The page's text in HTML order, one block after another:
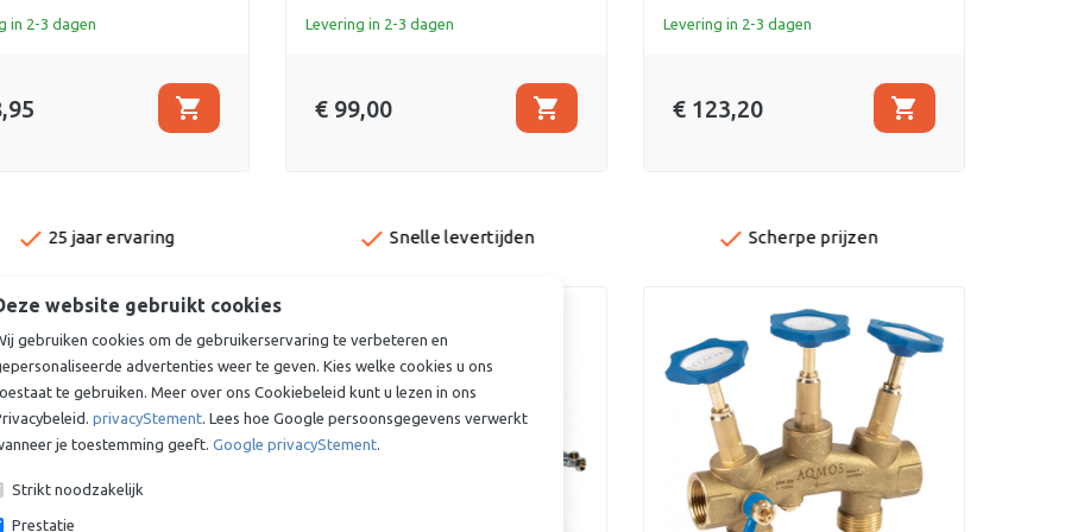
in 2-3 dagen
shopping_cart
Levering in 2-3 dagen
€ 99,00 shopping_cart
Levering in 2-3 dagen
€ 123,20 shopping_cart
done 25 jaar ervaring done Snelle levertijden done Scherpe prijzen
website gebruikt cookies
gebruiken cookies om de gebruikerservaring te verbeteren en
advertenties weer te geven. Kies welke cookies u ons
te gebruiken. Meer over ons Cookiebeleid kunt u lezen in ons
privacyStement. Lees hoe Google persoonsgegevens verwerkt
je toestemming geeft. Google privacyStement.
Strikt noodzakelijk
Prestatie